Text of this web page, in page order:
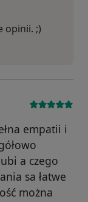
opinii. ;)
empatii i
a czego
sa łatwe
można